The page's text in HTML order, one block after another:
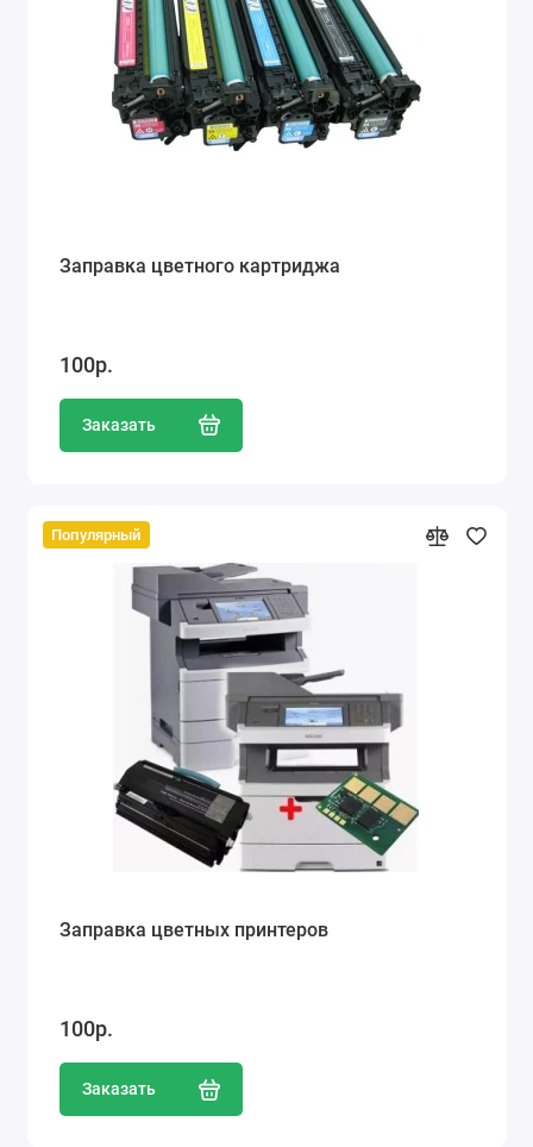
Заправка цветного картриджа
100р.
Заказать
Популярный
Заправка цветных принтеров
100р.
Заказать